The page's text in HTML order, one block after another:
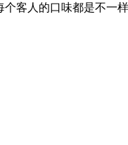
客人的口味都是不